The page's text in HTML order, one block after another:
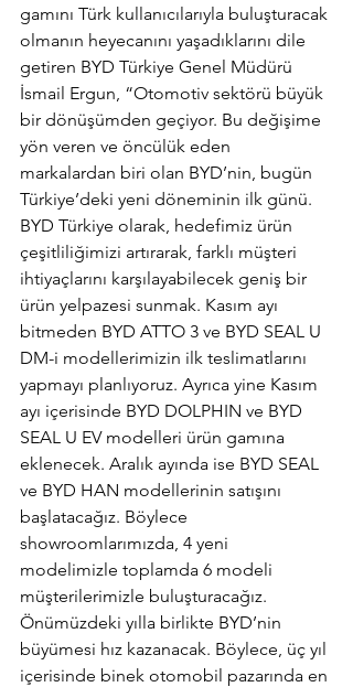
gamını Türk kullanıcılarıyla buluşturacak
olmanın heyecanını yaşadıklarını dile
getiren BYD Türkiye Genel Müdürü
İsmail Ergun, “Otomotiv sektörü büyük
bir dönüşümden geçiyor. Bu değişime
yön veren ve öncülük eden
markalardan biri olan BYD’nin, bugün
Türkiye’deki yeni döneminin ilk günü.
BYD Türkiye olarak, hedefimiz ürün
çeşitliliğimizi artırarak, farklı müşteri
ihtiyaçlarını karşılayabilecek geniş bir
ürün yelpazesi sunmak. Kasım ayı
bitmeden BYD ATTO 3 ve BYD SEAL U
DM-i modellerimizin ilk teslimatlarını
yapmayı planlıyoruz. Ayrıca yine Kasım
ayı içerisinde BYD DOLPHIN ve BYD
SEAL U EV modelleri ürün gamına
eklenecek. Aralık ayında ise BYD SEAL
ve BYD HAN modellerinin satışını
başlatacağız. Böylece
showroomlarımızda, 4 yeni
modelimizle toplamda 6 modeli
müşterilerimizle buluşturacağız.
Önümüzdeki yılla birlikte BYD’nin
büyümesi hız kazanacak. Böylece, üç yıl
içerisinde binek otomobil pazarında en